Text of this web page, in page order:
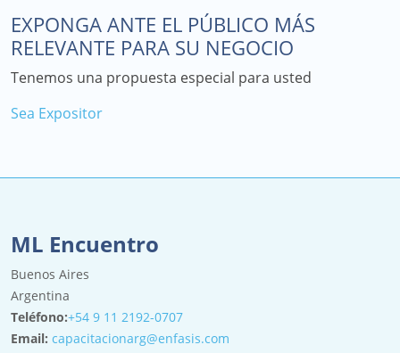
EXPONGA ANTE EL PÚBLICO MÁS
RELEVANTE PARA SU NEGOCIO
Tenemos una propuesta especial para usted
Sea Expositor
ML Encuentro
Buenos Aires
Argentina
Teléfono:+54 9 11 2192-0707
Email: capacitacionarg@enfasis.com